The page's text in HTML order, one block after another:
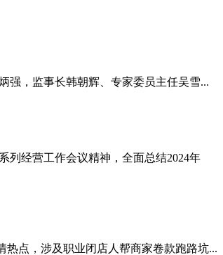
强，监事长韩朝辉、专家委员主任吴雪...
列经营工作会议精神，全面总结2024年
热点，涉及职业闭店人帮商家卷款跑路坑...